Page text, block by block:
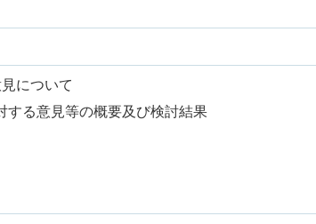
について
する意見等の概要及び検討結果